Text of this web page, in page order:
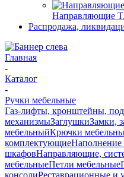
Направляющие
Распродажа,
Главная
-
Каталог
-
Ручки мебельные
Газ-лифты, кронштейны,
механизмыЗаглушкиЗамки,
мебельныйКрючки
комплектующие
шкафовНаправляющие,
мебельныеПетли мебельные
консолиРеставрационные и